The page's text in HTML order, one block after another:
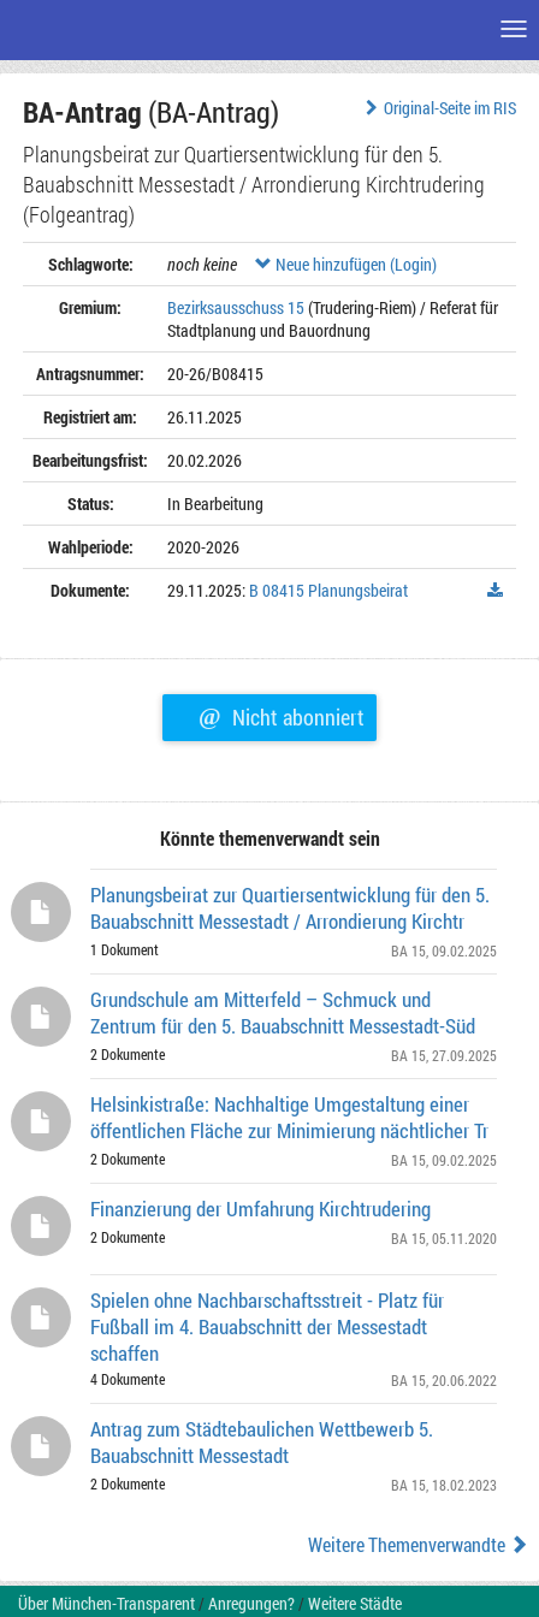
Seiteninhalt
Original-Seite im RIS
BA-Antrag (BA-Antrag)
Planungsbeirat zur Quartiersentwicklung für den 5.
Bauabschnitt Messestadt / Arrondierung Kirchtrudering
(Folgeantrag)
Schlagworte: noch keine
Neue hinzufügen (Login)
Gremium:
Bezirksausschuss 15(Trudering-Riem) / Referat für
Stadtplanung und Bauordnung
Antragsnummer:
20-26/B08415
Registriert am:
26.11.2025
Bearbeitungsfrist:
20.02.2026
Status:
In Bearbeitung
Wahlperiode:
2020-2026
Dokumente:
29.11.2025: B 08415 Planungsbeirat
@ Nicht abonniert
Könnte themenverwandt sein
Planungsbeirat zur Quartiersentwicklung für den 5.
Bauabschnitt Messestadt / Arrondierung Kirchtr
1 Dokument BA 15 , 09.02.2025
Grundschule am Mitterfeld – Schmuck und
Zentrum für den 5. Bauabschnitt Messestadt-Süd
2 Dokumente BA 15 , 27.09.2025
Helsinkistraße: Nachhaltige Umgestaltung einer
öffentlichen Fläche zur Minimierung nächtlicher Tr
2 Dokumente BA 15 , 09.02.2025
Finanzierung der Umfahrung Kirchtrudering
2 Dokumente BA 15 , 05.11.2020
Spielen ohne Nachbarschaftsstreit - Platz für
Fußball im 4. Bauabschnitt der Messestadt
schaffen
4 Dokumente BA 15 , 20.06.2022
Antrag zum Städtebaulichen Wettbewerb 5.
Bauabschnitt Messestadt
2 Dokumente BA 15 , 18.02.2023
Weitere Themenverwandte
Über München-Transparent/Anregungen?/Weitere Städte